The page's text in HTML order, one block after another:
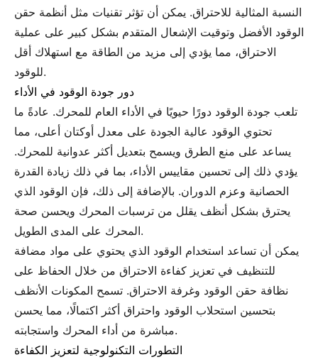
النسبة المثالية للاحتراق. يمكن أن تؤثر تقنيات مثل أنظمة حقن
الوقود الأفضل وتوقيت الإشعال المتقدم بشكل كبير على عملية
الاحتراق، مما يؤدي إلى مزيد من الطاقة مع استهلاك أقل
للوقود.
دور جودة الوقود في الأداء
تلعب جودة الوقود دورًا حيويًا في الأداء العام للمحرك. عادةً ما
تحتوي الوقود عالية الجودة على معدل أوكتان أعلى، مما
يساعد على منع الطرق ويسمح بتعديل أكثر عدوانية للمحرك.
يؤدي ذلك إلى تحسين مقاييس الأداء، بما في ذلك زيادة القدرة
الحصانية وعزم الدوران. بالإضافة إلى ذلك، فإن الوقود الذي
يحترق بشكل أنظف يقلل من ترسبات المحرك ويحسن صحة
المحرك على المدى الطويل.
يمكن أن تساعد استخدام الوقود الذي يحتوي على مواد مضافة
للتنظيف في تعزيز كفاءة الاحتراق من خلال الحفاظ على
نظافة حقن الوقود وغرفة الاحتراق. تسمح المكونات الأنظف
بتحسين استحلاب الوقود واحتراق أكثر اكتمالًا، مما يحسن
مباشرة من أداء المحرك واستجابته.
التطورات التكنولوجية لتعزيز الكفاءة